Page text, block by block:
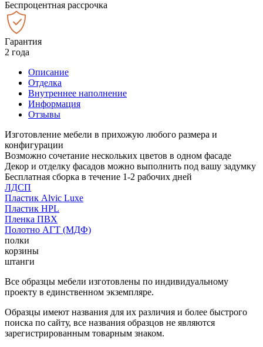
Беспроцентная рассрочка
Гарантия
2 года
Описание
Отделка
Внутреннее наполнение
Информация
Отзывы
Изготовление мебели в прихожую любого размера и
конфигурации
Возможно сочетание нескольких цветов в одном фасаде
Декор и отделку фасадов можно выполнить под вашу задумку
Бесплатная сборка в течение 1-2 рабочих дней
ЛДСП
Пластик Alvic Luxe
Пластик HPL
Пленка ПВХ
Полотно АГТ (МДФ)
полки
корзины
штанги
Все образцы мебели изготовлены по индивидуальному
проекту в единственном экземпляре.
Образцы имеют названия для их различия и более быстрого
поиска по сайту, все названия образцов не являются
зарегистрированным товарным знаком.